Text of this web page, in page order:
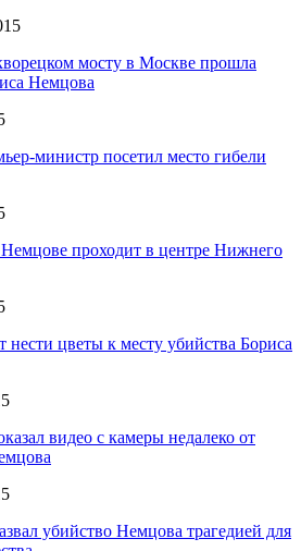
мосту в Москве прошла
Немцова
министр посетил место гибели
проходит в центре Нижнего
цветы к месту убийства Бориса
видео с камеры недалеко от
убийство Немцова трагедией для